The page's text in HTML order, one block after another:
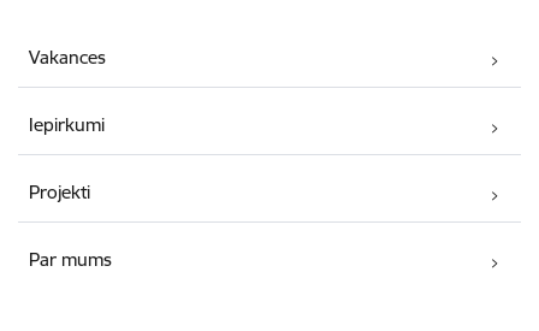
Vakances
Iepirkumi
Projekti
Par mums